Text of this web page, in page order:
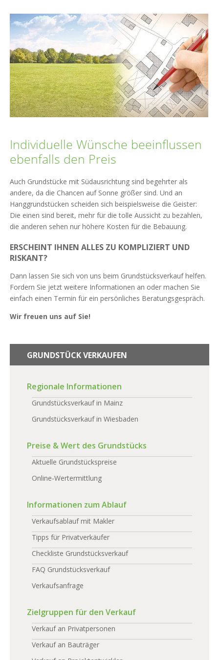
Individuelle Wünsche beeinflussen
ebenfalls den Preis
Auch Grundstücke mit Südausrichtung sind begehrter als
andere, da die Chancen auf Sonne größer sind. Und an
Hanggrundstücken scheiden sich beispielsweise die Geister:
Die einen sind bereit, mehr für die tolle Aussicht zu bezahlen,
die anderen sehen nur höhere Kosten für die Bebauung.
ERSCHEINT IHNEN ALLES ZU KOMPLIZIERT UND
RISKANT?
Dann lassen Sie sich von uns beim Grundstücksverkauf helfen.
Fordern Sie jetzt weitere Informationen an oder machen Sie
einfach einen Termin für ein persönliches Beratungsgespräch.
Wir freuen uns auf Sie!
GRUNDSTÜCK VERKAUFEN
Regionale Informationen
Grundstücksverkauf in Mainz
Grundstücksverkauf in Wiesbaden
Preise & Wert des Grundstücks
Aktuelle Grundstückspreise
Online-Wertermittlung
Informationen zum Ablauf
Verkaufsablauf mit Makler
Tipps für Privatverkäufer
Checkliste Grundstücksverkauf
FAQ Grundstücksverkauf
Verkaufsanfrage
Zielgruppen für den Verkauf
Verkauf an Privatpersonen
Verkauf an Bauträger